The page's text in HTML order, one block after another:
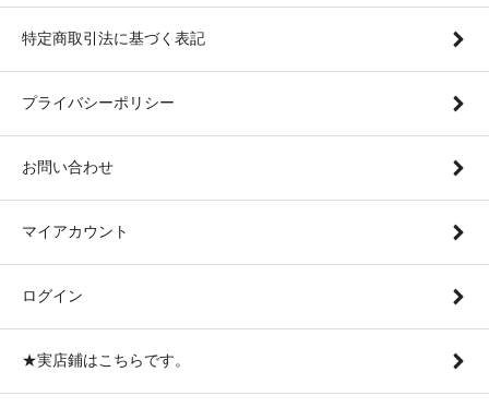
特定商取引法に基づく表記
プライバシーポリシー
お問い合わせ
マイアカウント
ログイン
★実店鋪はこちらです。